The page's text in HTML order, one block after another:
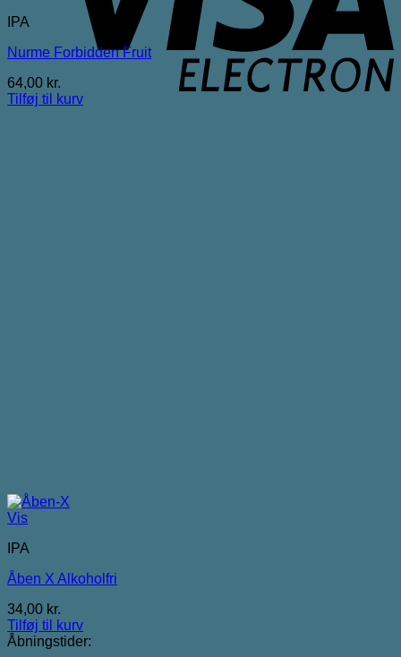
IPA
Nurme Forbidden Fruit
64,00 kr.
Tilføj til kurv
Vis
IPA
Åben X Alkoholfri
34,00 kr.
Tilføj til kurv
Åbningstider: